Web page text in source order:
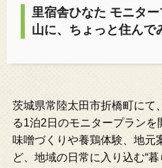
里宿舎ひなた モニタ
山に、ちょっと住んで
茨城県常陸太田市折橋町にて
る1泊2日のモニタープランを
味噌づくりや養鶏体験、地元
ど、地域の日常に入り込む“